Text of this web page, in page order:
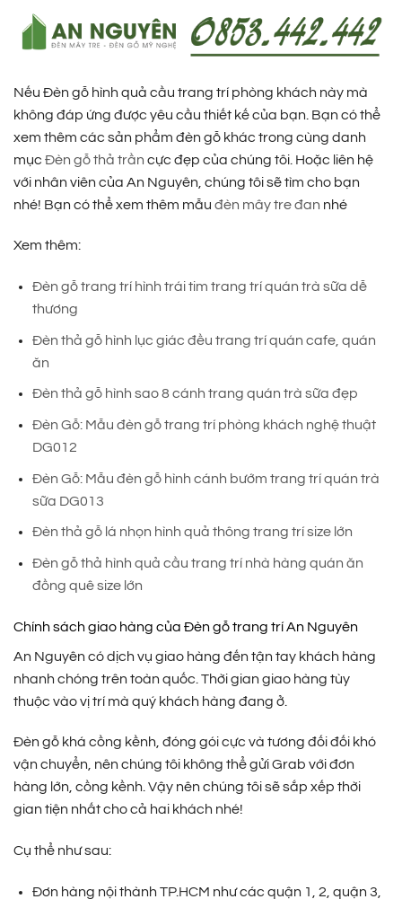
Nếu Đèn gỗ hình quả cầu trang trí phòng khách này mà
không đáp ứng được yêu cầu thiết kế của bạn. Bạn có thể
xem thêm các sản phẩm đèn gỗ khác trong cùng danh
mục Đèn gỗ thả trần cực đẹp của chúng tôi. Hoặc liên hệ
với nhân viên của An Nguyên, chúng tôi sẽ tìm cho bạn
nhé! Bạn có thể xem thêm mẫu đèn mây tre đan nhé
Xem thêm:
Đèn gỗ trang trí hình trái tim trang trí quán trà sữa dễ
thương
Đèn thả gỗ hình lục giác đều trang trí quán cafe, quán
ăn
Đèn thả gỗ hình sao 8 cánh trang quán trà sữa đẹp
Đèn Gỗ: Mẫu đèn gỗ trang trí phòng khách nghệ thuật
DG012
Đèn Gỗ: Mẫu đèn gỗ hình cánh bướm trang trí quán trà
sữa DG013
Đèn thả gỗ lá nhọn hình quả thông trang trí size lớn
Đèn gỗ thả hình quả cầu trang trí nhà hàng quán ăn
đồng quê size lớn
Chính sách giao hàng của Đèn gỗ trang trí An Nguyên
An Nguyên có dịch vụ giao hàng đến tận tay khách hàng
nhanh chóng trên toàn quốc. Thời gian giao hàng tùy
thuộc vào vị trí mà quý khách hàng đang ở.
Đèn gỗ khá cồng kềnh, đóng gói cực và tương đối đối khó
vận chuyển, nên chúng tôi không thể gửi Grab với đơn
hàng lớn, cồng kềnh. Vậy nên chúng tôi sẽ sắp xếp thời
gian tiện nhất cho cả hai khách nhé!
Cụ thể như sau:
Đơn hàng nội thành TP.HCM như các quận 1, 2, quận 3,